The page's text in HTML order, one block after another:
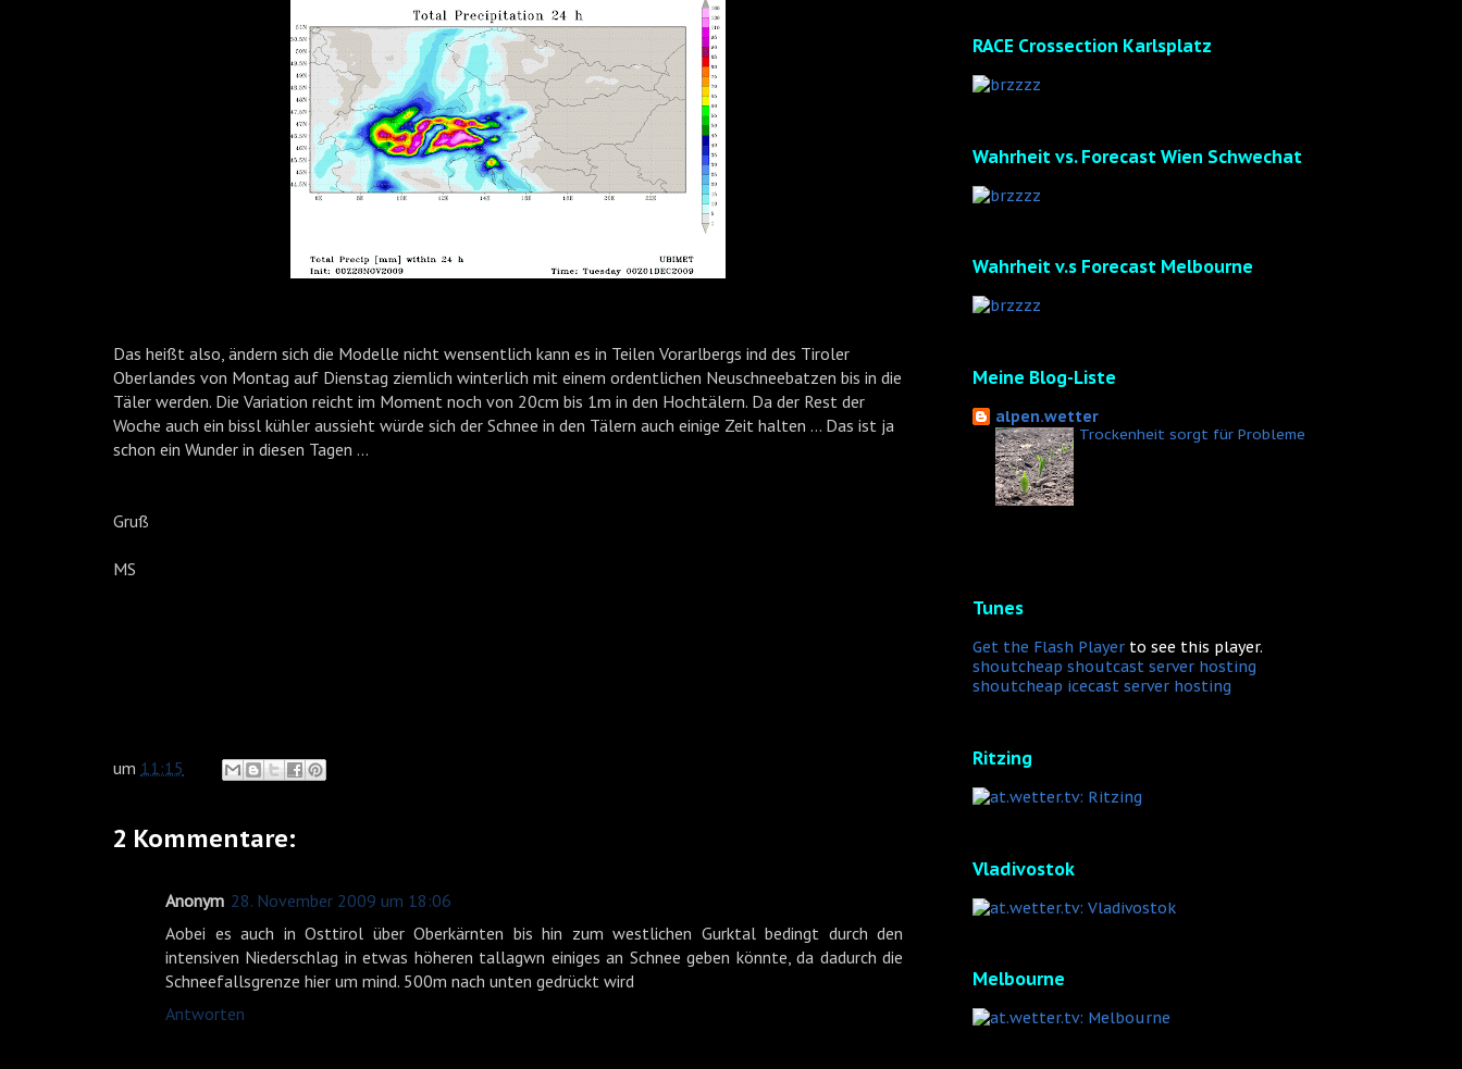
Das heißt also, ändern sich die Modelle nicht wensentlich kann es in Teilen Vorarlbergs ind des Tiroler
Oberlandes von Montag auf Dienstag ziemlich winterlich mit einem ordentlichen Neuschneebatzen bis in die
Täler werden. Die Variation reicht im Moment noch von 20cm bis 1m in den Hochtälern. Da der Rest der
Woche auch ein bissl kühler aussieht würde sich der Schnee in den Tälern auch einige Zeit halten ... Das ist ja
schon ein Wunder in diesen Tagen ...
Gruß
MS
um 11:15
2 Kommentare:
Anonym 28. November 2009 um 18:06
Aobei es auch in Osttirol über Oberkärnten bis hin zum westlichen Gurktal bedingt durch den
intensiven Niederschlag in etwas höheren tallagwn einiges an Schnee geben könnte, da dadurch die
Schneefallsgrenze hier um mind. 500m nach unten gedrückt wird
Antworten
RACE Crossection Karlsplatz
Wahrheit vs. Forecast Wien Schwechat
Wahrheit v.s Forecast Melbourne
Meine Blog-Liste
alpen.wetter
Trockenheit sorgt für Probleme
Tunes
Get the Flash Player to see this player.
shoutcheap shoutcast server hosting
shoutcheap icecast server hosting
Ritzing
Vladivostok
Melbourne